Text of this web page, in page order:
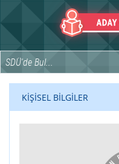
INTERNATIONAL
KİŞİSEL BİLGİLER